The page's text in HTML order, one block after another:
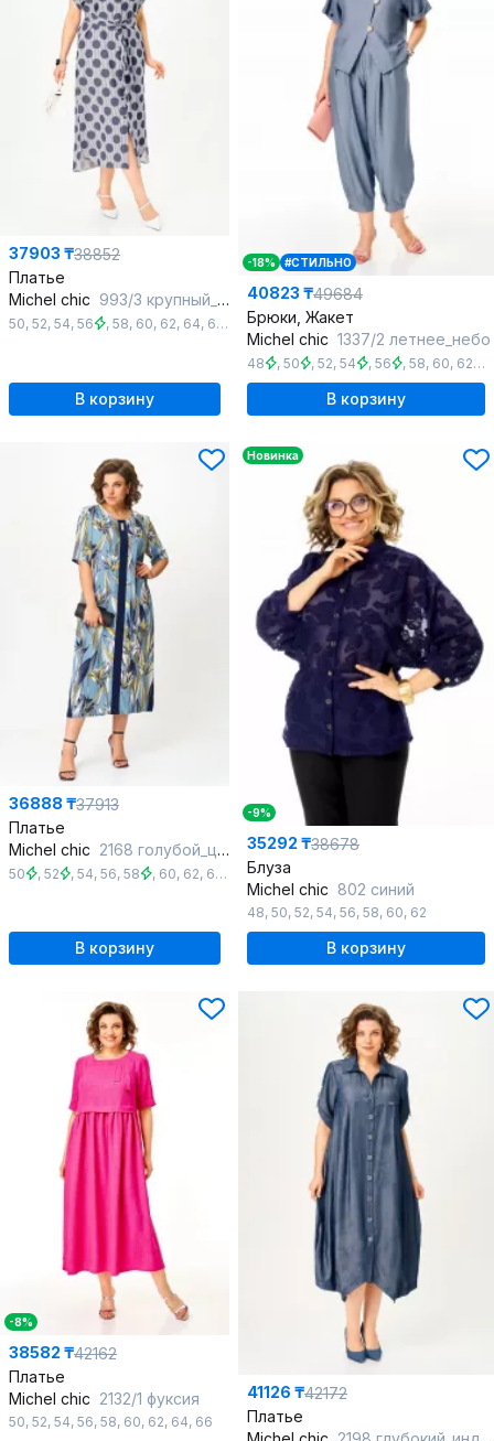
37903 ₸38852
Платье
Michel chic 993/3 крупный_горох
50, 52, 54, 56 , 58, 60, 62, 64, 66 , 68
В корзину
-18% #СТИЛЬНО
40823 ₸49684
Брюки, Жакет
Michel chic 1337/2 летнее_небо
48 , 50 , 52, 54 , 56 , 58, 60, 62
В корзину
36888 ₸37913
Платье
Michel chic 2168 голубой_цветы
50 , 52 , 54, 56, 58 , 60, 62, 64 66
В корзину
Новинка
-9%
35292 ₸38678
Блуза
Michel chic 802 синий
48, 50, 52, 54, 56, 58, 60, 62
В корзину
-8%
38582 ₸42162
Платье
Michel chic 2132/1 фуксия
50, 52, 54, 56, 58, 60, 62, 64, 66
41126 ₸42172
Платье